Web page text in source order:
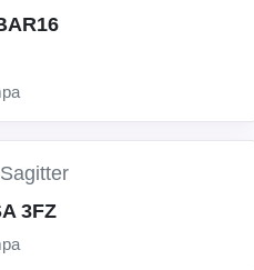
Sagitter
3FZ